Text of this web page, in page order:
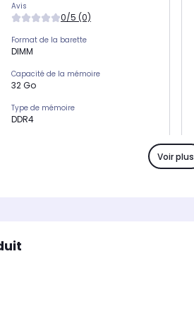
Avis
0/5 (0)
Format de la barette
DIMM
Capacité de la mémoire
32 Go
Type de mémoire
DDR4
Voir plus